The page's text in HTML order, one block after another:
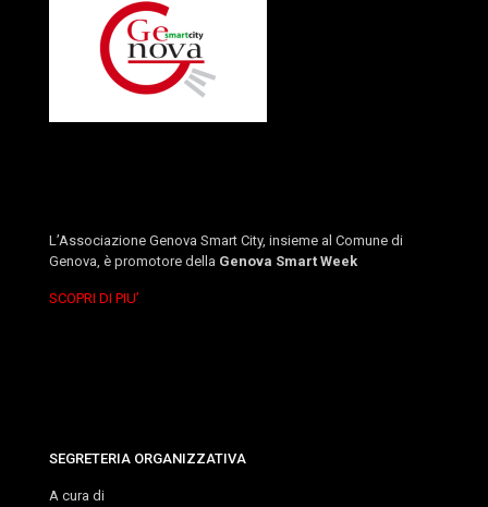
L’Associazione Genova Smart City, insieme al Comune di
Genova, è promotore della Genova Smart Week
SCOPRI DI PIU’
SEGRETERIA ORGANIZZATIVA
A cura di